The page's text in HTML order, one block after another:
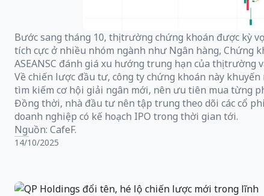
Bước sang tháng 10, thị trường chứng khoán được kỳ
tích cực ở nhiều nhóm ngành như Ngân hàng, Chứng
ASEANSC đánh giá xu hướng trung hạn của thị
Về chiến lược đầu tư, công ty chứng khoán này
tìm kiếm cơ hội giải ngân mới, nên ưu tiên mua từng
Đồng thời, nhà đầu tư nên tập trung theo dõi các cổ
doanh nghiệp có kế hoạch IPO trong thời gian tới.
Nguồn: CafeF.
14/10/2025